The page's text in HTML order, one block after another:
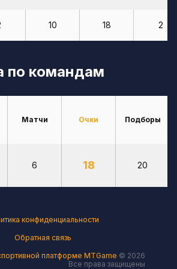
10 18 2
по командам
Матчи Очки Подборы
6 18 20
конфиденциальности
Обратная связь
платформе MTGame © 2026
Все права защищены